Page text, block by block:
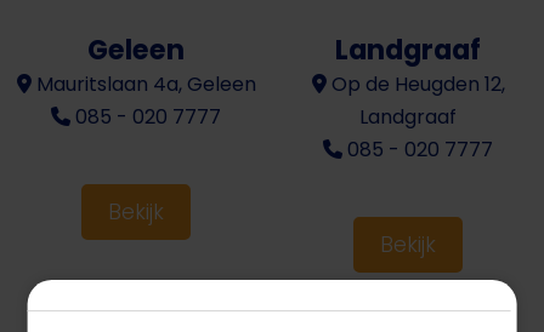
Geleen
Mauritslaan 4a, Geleen
085 - 020 7777
Bekijk
Landgraaf
Op de Heugden 12,
Landgraaf
085 - 020 7777
Bekijk